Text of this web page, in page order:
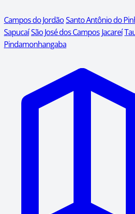
Campos do JordãoSanto Antônio do
SapucaíSão José dos Campos Jacareí
Pindamonhangaba